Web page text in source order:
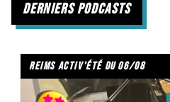
derniers podcasts
reims activ'été du 06/08